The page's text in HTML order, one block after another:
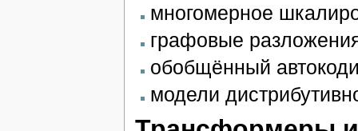
многомерное
графовые
обобщённый
модели